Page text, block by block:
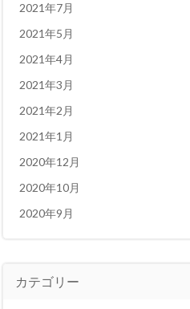
2021年7月
2021年5月
2021年4月
2021年3月
2021年2月
2021年1月
2020年12月
2020年10月
2020年9月
カテゴリー